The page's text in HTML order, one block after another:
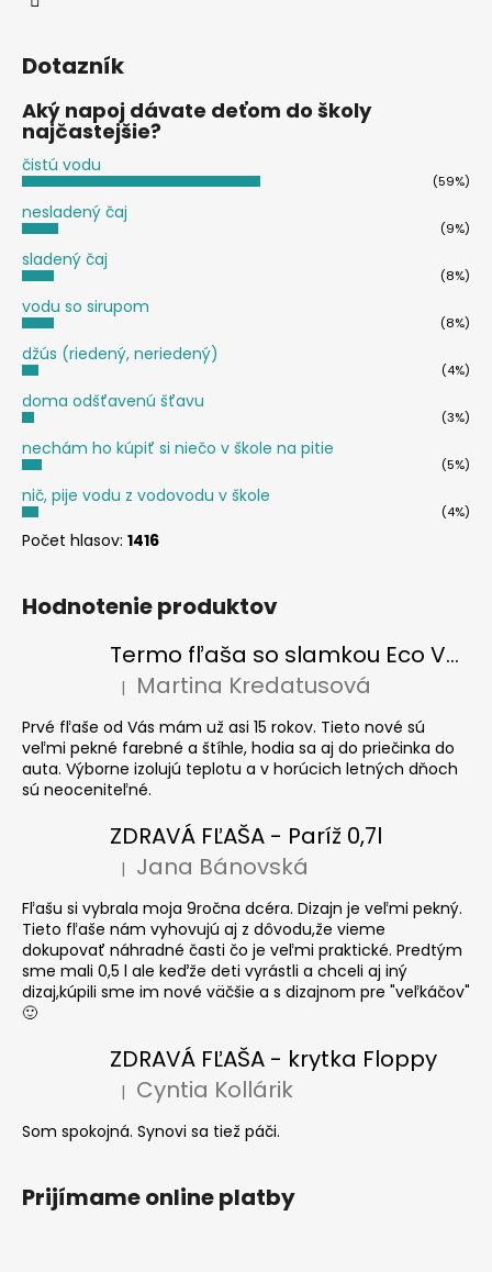
Dotazník
Aký napoj dávate deťom do školy
najčastejšie?
čistú vodu
(59%)
nesladený čaj
(9%)
sladený čaj
(8%)
vodu so sirupom
(8%)
džús (riedený, neriedený)
(4%)
doma odšťavenú šťavu
(3%)
nechám ho kúpiť si niečo v škole na pitie
(5%)
nič, pije vodu z vodovodu v škole
(4%)
Počet hlasov: 1416
Hodnotenie produktov
Termo fľaša so slamkou Eco Vessel SUMMIT 700 ml Floral Puff
Hodnotenie produktu je 5 z 5 hviezdičiek.
| Martina Kredatusová
Prvé fľaše od Vás mám už asi 15 rokov. Tieto nové sú
veľmi pekné farebné a štíhle, hodia sa aj do priečinka do
auta. Výborne izolujú teplotu a v horúcich letných dňoch
sú neoceniteľné.
ZDRAVÁ FĽAŠA - Paríž 0,7l
Hodnotenie produktu je 5 z 5 hviezdičiek.
| Jana Bánovská
Fľašu si vybrala moja 9ročna dcéra. Dizajn je veľmi pekný.
Tieto fľaše nám vyhovujú aj z dôvodu,že vieme
dokupovať náhradné časti čo je veľmi praktické. Predtým
sme mali 0,5 l ale keďže deti vyrástli a chceli aj iný
dizaj,kúpili sme im nové väčšie a s dizajnom pre "veľkáčov"
🙂
ZDRAVÁ FĽAŠA - krytka Floppy
Hodnotenie produktu je 5 z 5 hviezdičiek.
| Cyntia Kollárik
Som spokojná. Synovi sa tiež páči.
Prijímame online platby